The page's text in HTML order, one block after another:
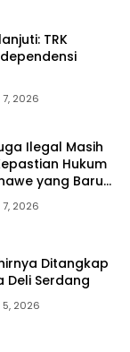
TRK
2026
Ilegal Masih
Hukum
yang Baru
2026
Ditangkap
Deli Serdang
2026